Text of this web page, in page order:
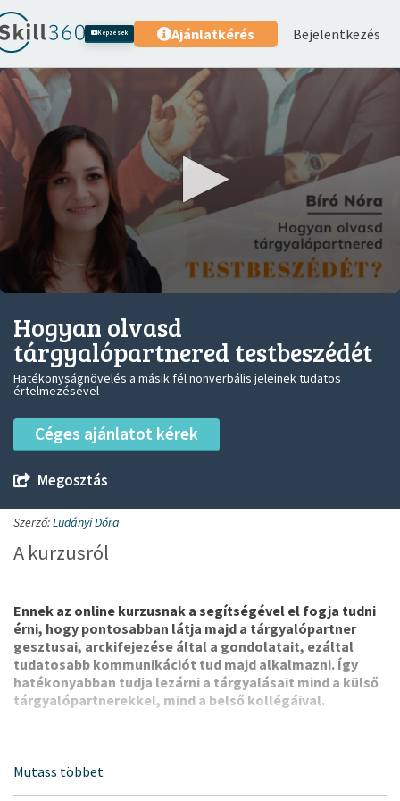
Képzések Ajánlatkérés Bejelentkezés
minutes,
second
Hogyan olvasd
tárgyalópartnered testbeszédét
Hatékonyságnövelés a másik fél nonverbális jeleinek tudatos
értelmezésével
Céges ajánlatot kérek
Megosztás
Szerző:Ludányi Dóra
A kurzusról
Ennek az online kurzusnak a segítségével el fogja tudni
érni, hogy pontosabban látja majd a tárgyalópartner
gesztusai, arckifejezése által a gondolatait, ezáltal
tudatosabb kommunikációt tud majd alkalmazni. Így
hatékonyabban tudja lezárni a tárgyalásait mind a külső
tárgyalópartnerekkel, mind a belső kollégáival.
sajátítani a nonverbális kommunikáció számos elemét. Pl.